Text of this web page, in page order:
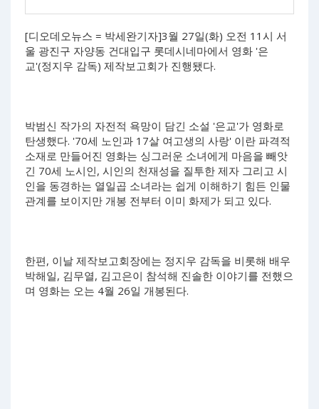
[디오데오뉴스 = 박세완기자]3월 27일(화) 오전 11시 서
울 광진구 자양동 건대입구 롯데시네마에서 영화 '은
교'(정지우 감독) 제작보고회가 진행됐다.
박범신 작가의 자전적 욕망이 담긴 소설 '은교'가 영화로
탄생했다. '70세 노인과 17살 여고생의 사랑' 이란 파격적
소재로 만들어진 영화는 싱그러운 소녀에게 마음을 빼앗
긴 70세 노시인, 시인의 천재성을 질투한 제자 그리고 시
인을 동경하는 열일곱 소녀라는 쉽게 이해하기 힘든 인물
관계를 보이지만 개봉 전부터 이미 화제가 되고 있다.
한편, 이날 제작보고회장에는 정지우 감독을 비롯해 배우
박해일, 김무열, 김고은이 참석해 진솔한 이야기를 전했으
며 영화는 오는 4월 26일 개봉된다.